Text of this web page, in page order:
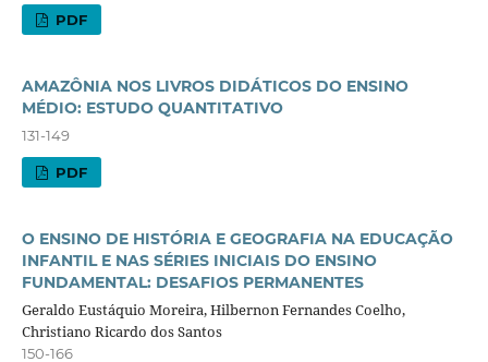
PDF
AMAZÔNIA NOS LIVROS DIDÁTICOS DO ENSINO
MÉDIO: ESTUDO QUANTITATIVO
131-149
PDF
O ENSINO DE HISTÓRIA E GEOGRAFIA NA EDUCAÇÃO
INFANTIL E NAS SÉRIES INICIAIS DO ENSINO
FUNDAMENTAL: DESAFIOS PERMANENTES
Geraldo Eustáquio Moreira, Hilbernon Fernandes Coelho,
Christiano Ricardo dos Santos
150-166